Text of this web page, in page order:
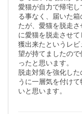
愛猫が自力で帰宅
る事なく、届いた
たが、愛猫を脱走
に愛猫を脱走させ
獲出来たというレ
望が持てましたの
ったと思います。
脱走対策を強化し
うに一層気を付け
いと思います。